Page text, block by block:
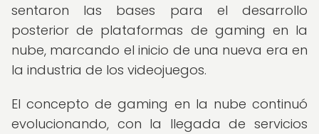
sentaron las bases para el desarrollo
posterior de plataformas de gaming en la
nube, marcando el inicio de una nueva era en
la industria de los videojuegos.
El concepto de gaming en la nube continuó
evolucionando, con la llegada de servicios